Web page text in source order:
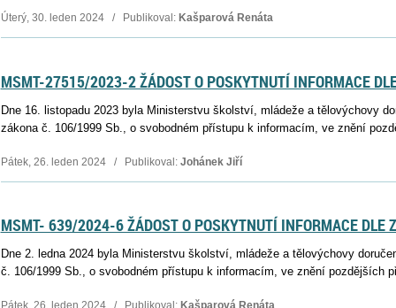
Úterý, 30. leden 2024 / Publikoval: Kašparová Renáta
MSMT-27515/2023-2 ŽÁDOST O POSKYTNUTÍ INFORMACE
Dne 16. listopadu 2023 byla Ministerstvu školství, mládeže a tělovýchovy
zákona č. 106/1999 Sb., o svobodném přístupu k informacím, ve znění
Pátek, 26. leden 2024 / Publikoval: Johánek Jiří
MSMT- 639/2024-6 ŽÁDOST O POSKYTNUTÍ INFORMACE
Dne 2. ledna 2024 byla Ministerstvu školství, mládeže a tělovýchovy
č. 106/1999 Sb., o svobodném přístupu k informacím, ve znění pozdějších
Pátek, 26. leden 2024 / Publikoval: Kašparová Renáta